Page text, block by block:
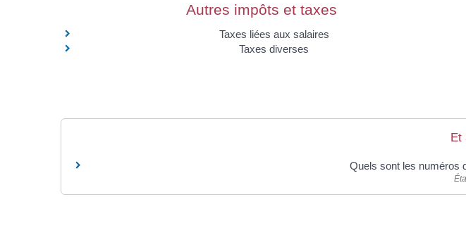
Autres impôts et taxes
Taxes liées aux salaires
Taxes diverses
Et
Quels sont les numéros